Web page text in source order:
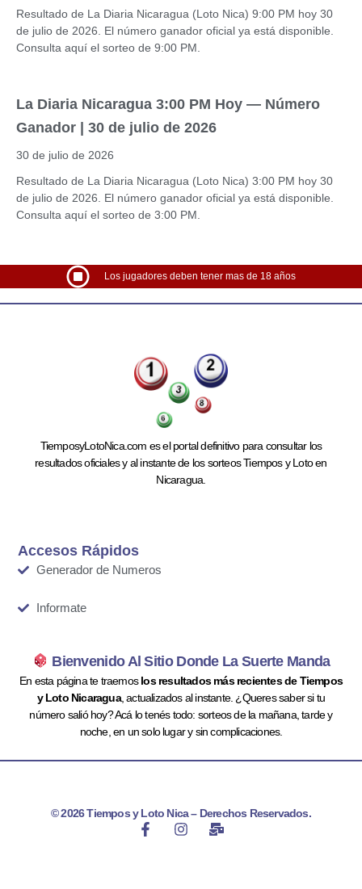
Resultado de La Diaria Nicaragua (Loto Nica) 9:00 PM hoy 30
de julio de 2026. El número ganador oficial ya está disponible.
Consulta aquí el sorteo de 9:00 PM.
La Diaria Nicaragua 3:00 PM Hoy — Número
Ganador | 30 de julio de 2026
30 de julio de 2026
Resultado de La Diaria Nicaragua (Loto Nica) 3:00 PM hoy 30
de julio de 2026. El número ganador oficial ya está disponible.
Consulta aquí el sorteo de 3:00 PM.
Los jugadores deben tener mas de 18 años
TiemposyLotoNica.com es el portal definitivo para consultar los
resultados oficiales y al instante de los sorteos Tiempos y Loto en
Nicaragua.
Accesos Rápidos
Generador de Numeros
Informate
Bienvenido Al Sitio Donde La Suerte Manda
En esta página te traemoslos resultados más recientes de Tiempos
y Loto Nicaragua, actualizados al instante. ¿Queres saber si tu
número salió hoy? Acá lo tenés todo: sorteos de la mañana, tarde y
noche, en un solo lugar y sin complicaciones.
© 2026 Tiempos y Loto Nica – Derechos Reservados.
F
I
M